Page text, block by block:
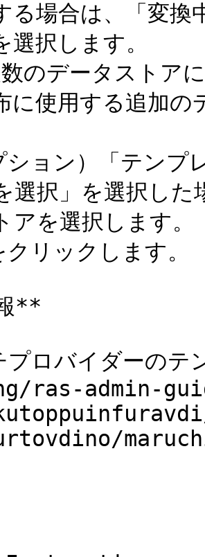
る場合は、「変
選択します。
に使用する追加
ョン）「テンプ
選択」を選択し
アを選択します。
リックします。
**
ロバイダーのテ
ras-admin-